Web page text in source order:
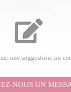
une suggestion, un
NOUS UN